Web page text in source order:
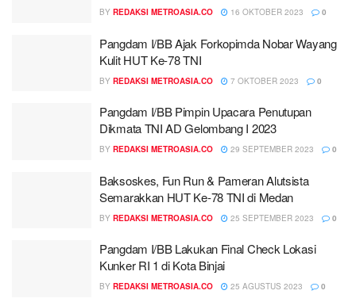
BY REDAKSI METROASIA.CO 16 OKTOBER 2023 0
Pangdam I/BB Ajak Forkopimda Nobar Wayang
Kulit HUT Ke-78 TNI
BY REDAKSI METROASIA.CO 7 OKTOBER 2023 0
Pangdam I/BB Pimpin Upacara Penutupan
Dikmata TNI AD Gelombang I 2023
BY REDAKSI METROASIA.CO 29 SEPTEMBER 2023 0
Baksoskes, Fun Run & Pameran Alutsista
Semarakkan HUT Ke-78 TNI di Medan
BY REDAKSI METROASIA.CO 25 SEPTEMBER 2023 0
Pangdam I/BB Lakukan Final Check Lokasi
Kunker RI 1 di Kota Binjai
BY REDAKSI METROASIA.CO 25 AGUSTUS 2023 0